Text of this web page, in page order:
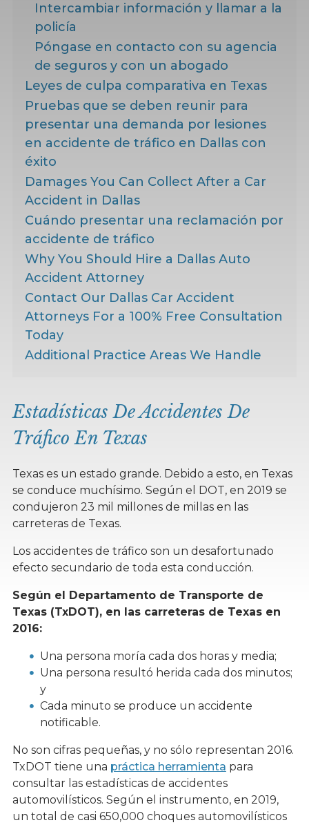
Intercambiar información y llamar a la
policía
Póngase en contacto con su agencia
de seguros y con un abogado
Leyes de culpa comparativa en Texas
Pruebas que se deben reunir para
presentar una demanda por lesiones
en accidente de tráfico en Dallas con
éxito
Damages You Can Collect After a Car
Accident in Dallas
Cuándo presentar una reclamación por
accidente de tráfico
Why You Should Hire a Dallas Auto
Accident Attorney
Contact Our Dallas Car Accident
Attorneys For a 100% Free Consultation
Today
Additional Practice Areas We Handle
Estadísticas De Accidentes De
Tráfico En Texas
Texas es un estado grande. Debido a esto, en Texas
se conduce muchísimo. Según el DOT, en 2019 se
condujeron 23 mil millones de millas en las
carreteras de Texas.
Los accidentes de tráfico son un desafortunado
efecto secundario de toda esta conducción.
Según el Departamento de Transporte de
Texas (TxDOT), en las carreteras de Texas en
2016:
Una persona moría cada dos horas y media;
Una persona resultó herida cada dos minutos;
y
Cada minuto se produce un accidente
notificable.
No son cifras pequeñas, y no sólo representan 2016.
TxDOT tiene una práctica herramienta para
consultar las estadísticas de accidentes
automovilísticos. Según el instrumento, en 2019,
un total de casi 650,000 choques automovilísticos